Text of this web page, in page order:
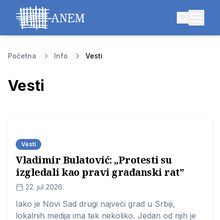
Početna Info Vesti
Vesti
Vesti
Vladimir Bulatović: „Protesti su
izgledali kao pravi građanski rat”
22. jul 2026.
Iako je Novi Sad drugi najveći grad u Srbiji,
lokalnih medija ima tek nekoliko. Jedan od njih je